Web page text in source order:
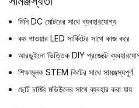
মিনি DC মোটরের সাথে ব্যবহারযোগ্য
কম পাওয়ার LED সার্কিটের সাথে কাজ করে
আরডুইনো ভিত্তিক DIY প্রজেক্টে
শিক্ষামূলক STEM কিটের সাথে সামঞ্জস্যপূর্ণ
ছোট চার্জিং মডিউলের সাথে ব্যবহার করা যায়